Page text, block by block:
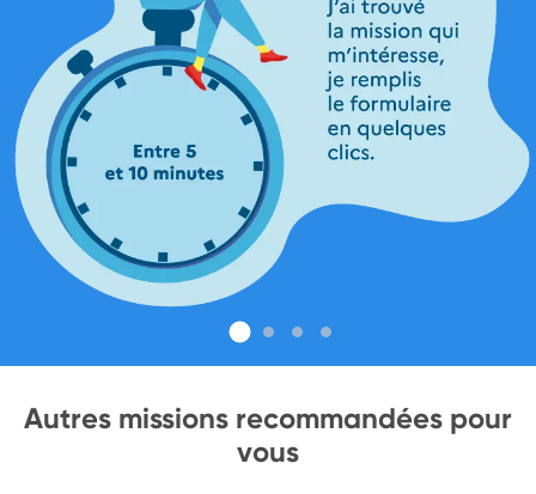
Autres missions recommandées pour
vous